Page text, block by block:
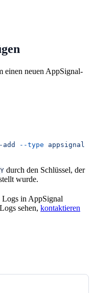
einen neuen AppSignal-
--type appsignal
durch den Schlüssel, der
wurde.
Logs in AppSignal
sehen, kontaktieren